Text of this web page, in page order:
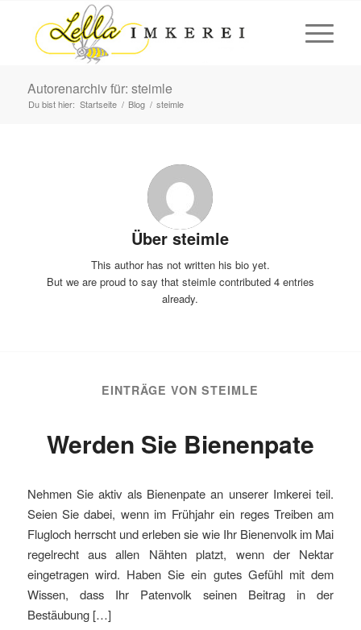
Autorenarchiv für: steimle
Du bist hier: Startseite / Blog / steimle
Übersteimle
This author has not written his bio yet.
But we are proud to say that steimlecontributed 4 entries
already.
EINTRÄGE VON STEIMLE
Werden Sie Bienenpate
Nehmen Sie aktiv als Bienenpate an unserer Imkerei teil.
Seien Sie dabei, wenn im Frühjahr ein reges Treiben am
Flugloch herrscht und erleben sie wie Ihr Bienenvolk im Mai
regelrecht aus allen Nähten platzt, wenn der Nektar
eingetragen wird. Haben Sie ein gutes Gefühl mit dem
Wissen, dass Ihr Patenvolk seinen Beitrag in der
Bestäubung […]